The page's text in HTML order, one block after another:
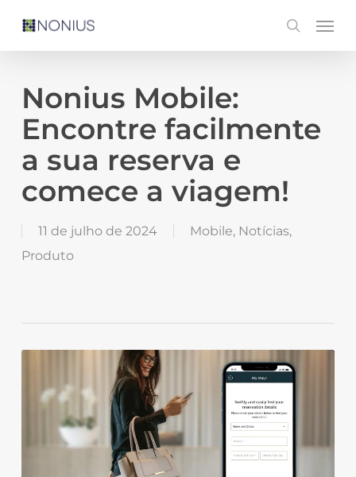
content
search
Menu
Nonius Mobile:
Encontre facilmente
a sua reserva e
comece a viagem!
11 de julho de 2024 Mobile, Notícias,
Produto